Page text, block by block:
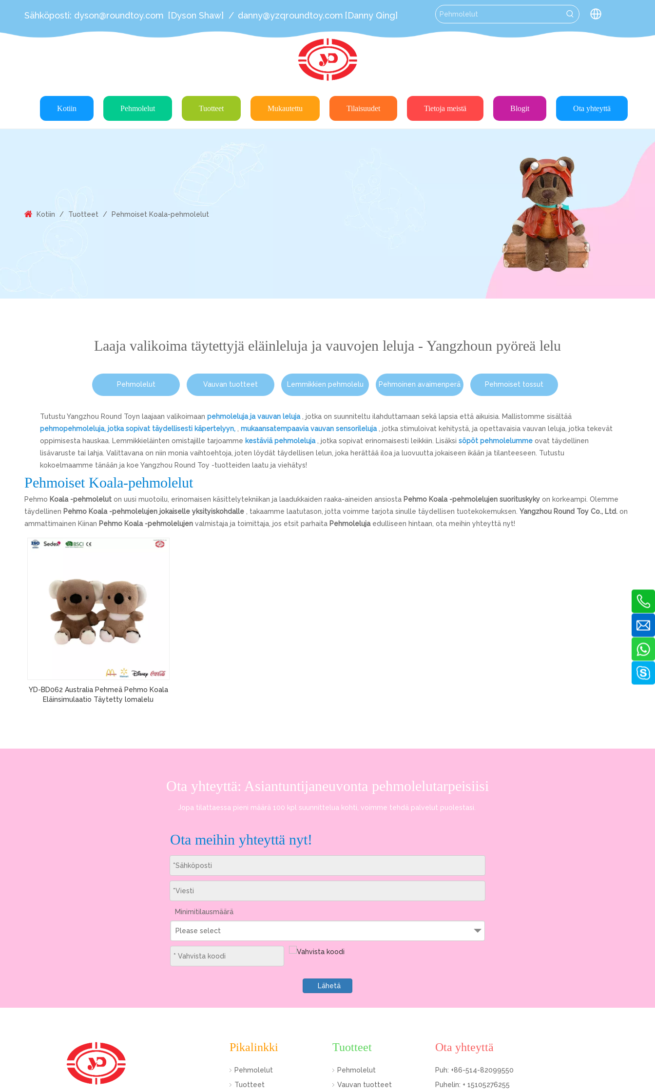
Sähköposti: dyson@roundtoy.com [Dyson Shaw] / danny@yzqroundtoy.com [Danny Qing]
Kotiin Pehmolelut Tuotteet Mukautettu Tilaisuudet Tietoja meistä Blogit Ota yhteyttä
Kotiin / Tuotteet / Pehmoiset Koala-pehmolelut
Laaja valikoima täytettyjä eläinleluja ja vauvojen leluja - Yangzhoun pyöreä lelu
Pehmolelut Vauvan tuotteet Lemmikkien pehmolelu Pehmoinen avaimenperä Pehmoiset tossut
Tutustu Yangzhou Round Toyn laajaan valikoimaan pehmoleluja ja vauvan leluja
, jotka on suunniteltu ilahduttamaan sekä lapsia että aikuisia. Mallistomme sisältää
pehmopehmoleluja, jotka sopivat täydellisesti käpertelyyn,
mukaansatempaavia vauvan sensorileluja
, jotka stimuloivat kehitystä, ja opettavaisia ​​vauvan leluja, jotka tekevät
oppimisesta hauskaa. Lemmikkieläinten omistajille tarjoamme kestäviä pehmoleluja , jotka sopivat erinomaisesti leikkiin. Lisäksi söpöt pehmolelumme ovat täydellinen
lisävaruste tai lahja. Valittavana on niin monia vaihtoehtoja, joten löydät täydellisen lelun, joka herättää iloa ja luovuutta jokaiseen ikään ja tilanteeseen. Tutustu
kokoelmaamme tänään ja koe Yangzhou Round Toy -tuotteiden laatu ja viehätys!
Pehmoiset Koala-pehmolelut
Pehmo Koala -pehmolelut on uusi muotoilu, erinomaisen käsittelytekniikan ja laadukkaiden raaka-aineiden ansiosta Pehmo Koala -pehmolelujen suorituskyky on korkeampi. Olemme
täydellinen Pehmo Koala -pehmolelujen jokaiselle yksityiskohdalle , takaamme laatutason, jotta voimme tarjota sinulle täydellisen tuotekokemuksen. Yangzhou Round Toy Co., Ltd. on
ammattimainen Kiinan Pehmo Koala -pehmolelujen valmistaja ja toimittaja, jos etsit parhaita Pehmoleluja edulliseen hintaan, ota meihin yhteyttä nyt!
YD-BD062 Australia Pehmeä Pehmo Koala
Eläinsimulaatio Täytetty lomalelu
Ota yhteyttä: Asiantuntijaneuvonta pehmolelutarpeisiisi
Jopa tilattaessa pieni määrä 100 kpl suunnittelua kohti, voimme tehdä palvelut puolestasi.
Ota meihin yhteyttä nyt!
Minimitilausmäärä
Please select
Lähetä
Pikalinkki
Pehmolelut
Tuotteet
Tuotteet
Pehmolelut
Vauvan tuotteet
Ota yhteyttä
Puh: +86-514-82099550
Puhelin: + 15105276255